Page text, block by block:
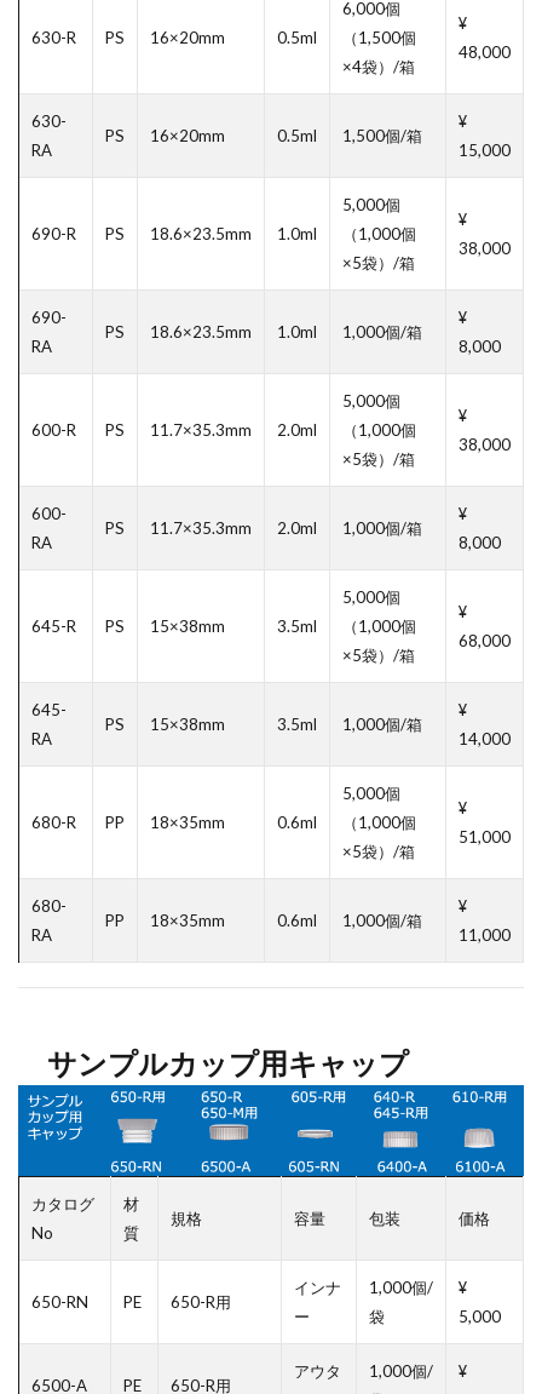
630-R PS 16×20mm 0.5ml
6,000個
（1,500個
×4袋）/箱
¥
48,000
630-
RA
PS 16×20mm 0.5ml 1,500個/箱
¥
15,000
690-R PS 18.6×23.5mm 1.0ml
5,000個
（1,000個
×5袋）/箱
¥
38,000
690-
RA
PS 18.6×23.5mm 1.0ml 1,000個/箱
¥
8,000
600-R PS 11.7×35.3mm 2.0ml
5,000個
（1,000個
×5袋）/箱
¥
38,000
600-
RA
PS 11.7×35.3mm 2.0ml 1,000個/箱
¥
8,000
645-R PS 15×38mm 3.5ml
5,000個
（1,000個
×5袋）/箱
¥
68,000
645-
RA
PS 15×38mm 3.5ml 1,000個/箱
¥
14,000
680-R PP 18×35mm 0.6ml
5,000個
（1,000個
×5袋）/箱
¥
51,000
680-
RA
PP 18×35mm 0.6ml 1,000個/箱
¥
11,000
サンプルカップ用キャップ
カタログ
No
材
質
規格 容量 包装 価格
650-RN PE 650-R用
インナ
ー
1,000個/
袋
¥
5,000
6500-A PE 650-R用
アウタ
1,000個/
¥